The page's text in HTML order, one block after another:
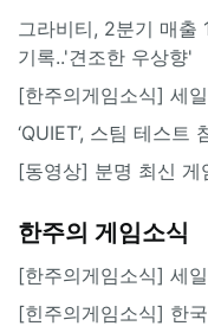
그라비티, 2분기 매출
기록..'견조한 우상향'
[한주의게임소식] 세
‘QUIET’, 스팀 테스
[동영상] 분명 최신 게
한주의 게임소식
[한주의게임소식] 세
[힌주의게임소식] 한